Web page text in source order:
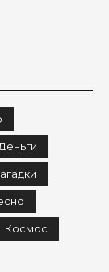
Деньги
Космос